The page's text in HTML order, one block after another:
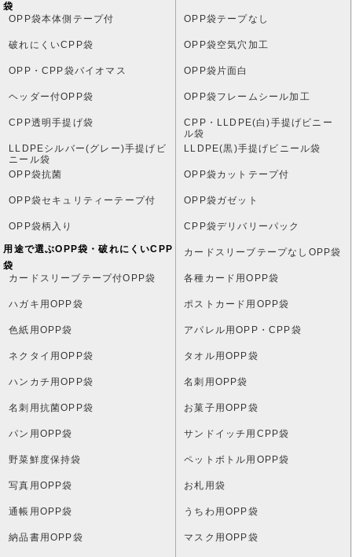
袋
OPP袋本体側テープ付 OPP袋テープなし
破れにくいCPP袋 OPP袋空気穴加工
OPP・CPP袋バイオマス OPP袋片面白
ヘッダー付OPP袋 OPP袋フレームシール加工
CPP透明手提げ袋
CPP・LLDPE(白)手提げビニー
ル袋
LLDPEシルバー(グレー)手提げビ
ニール袋
LLDPE(黒)手提げビニール袋
OPP袋抗菌 OPP袋カットテープ付
OPP袋セキュリティーテープ付 OPP袋ガゼット
OPP袋柄入り CPP袋デリバリーパック
用途で選ぶOPP袋・破れにくいCPP
袋
カードスリーブテープなしOPP袋
カードスリーブテープ付OPP袋 各種カード用OPP袋
ハガキ用OPP袋 ポストカード用OPP袋
色紙用OPP袋 アパレル用OPP・CPP袋
ネクタイ用OPP袋 タオル用OPP袋
ハンカチ用OPP袋 名刺用OPP袋
名刺用抗菌OPP袋 お菓子用OPP袋
パン用OPP袋 サンドイッチ用CPP袋
野菜鮮度保持袋 ペットボトル用OPP袋
写真用OPP袋 お札用袋
通帳用OPP袋 うちわ用OPP袋
納品書用OPP袋 マスク用OPP袋